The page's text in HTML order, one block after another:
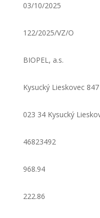
03/10/2025
122/2025/VZ/O
BIOPEL, a.s.
Kysucký Lieskovec 847
023 34 Kysucký
46823492
968.94
222.86